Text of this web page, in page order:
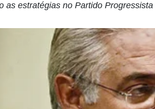
as estratégias no Partido Progressista